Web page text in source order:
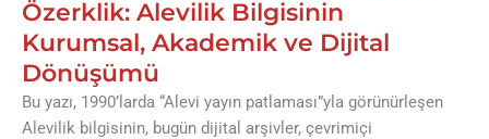
Özerklik: Alevilik Bilgisinin
Kurumsal, Akademik ve Dijital
Dönüşümü
Bu yazı, 1990’larda “Alevi yayın patlaması”yla görünürleşen
Alevilik bilgisinin, bugün dijital arşivler, çevrimiçi